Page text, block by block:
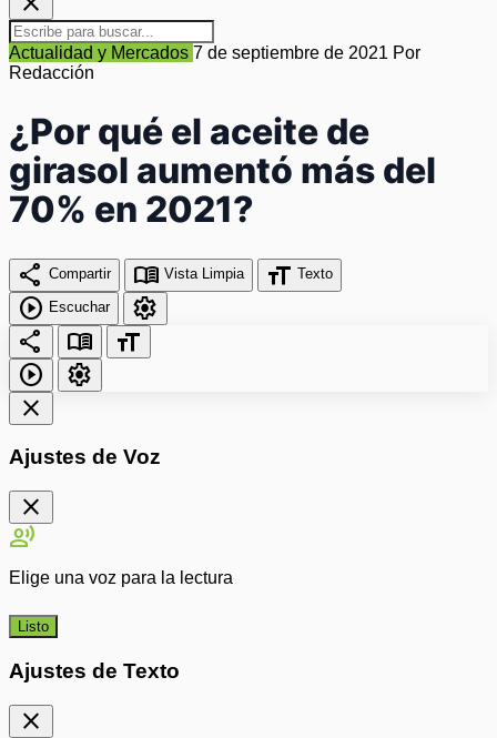
Actualidad y Mercados 7 de septiembre de 2021 Por
Redacción
¿Por qué el aceite de
girasol aumentó más del
70% en 2021?
share Compartir menu_book Vista Limpia format_size Texto
play_circle Escuchar
settings
share
menu_book
format_size
play_circle
settings
close
Ajustes de Voz
close
record_voice_over
Elige una voz para la lectura
Listo
Ajustes de Texto
close